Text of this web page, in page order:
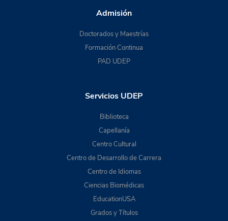
Admisión
Doctorados y Maestrías
Formación Continua
PAD UDEP
Servicios UDEP
Biblioteca
Capellanía
Centro Cultural
Centro de Desarrollo de Carrera
Centro de Idiomas
Ciencias Biomédicas
EducationUSA
Grados y Títulos